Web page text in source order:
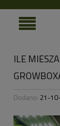
ILE
Dodano: 21-